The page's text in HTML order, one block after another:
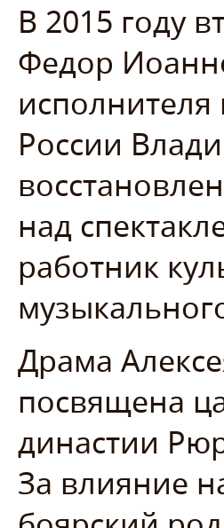
В 2015 году
Федор
исполнителя
России
над
работник
Драма
посвящена
династии
За влияние